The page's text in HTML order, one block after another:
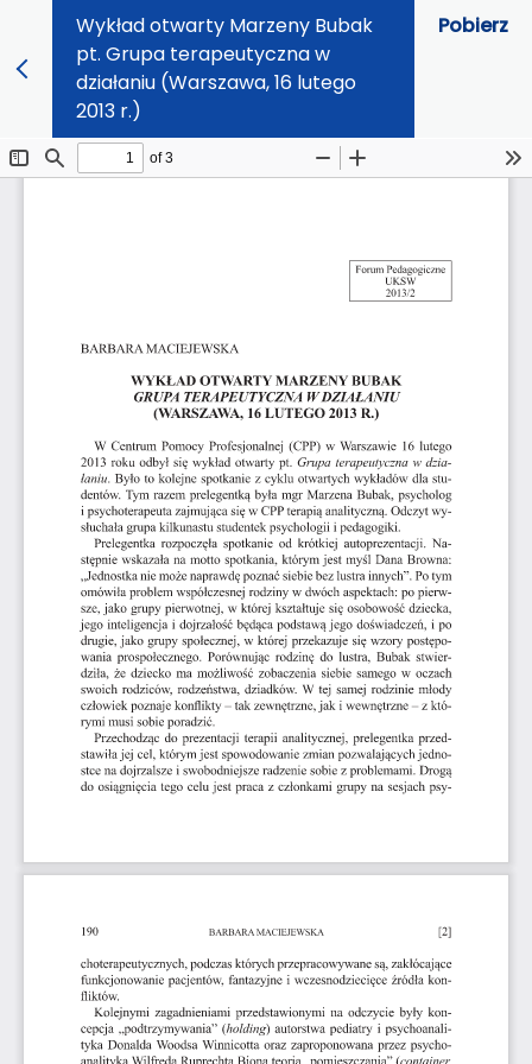
Wykład otwarty Marzeny Bubak
pt. Grupa terapeutyczna w
działaniu (Warszawa, 16 lutego
2013 r.)
Pobierz